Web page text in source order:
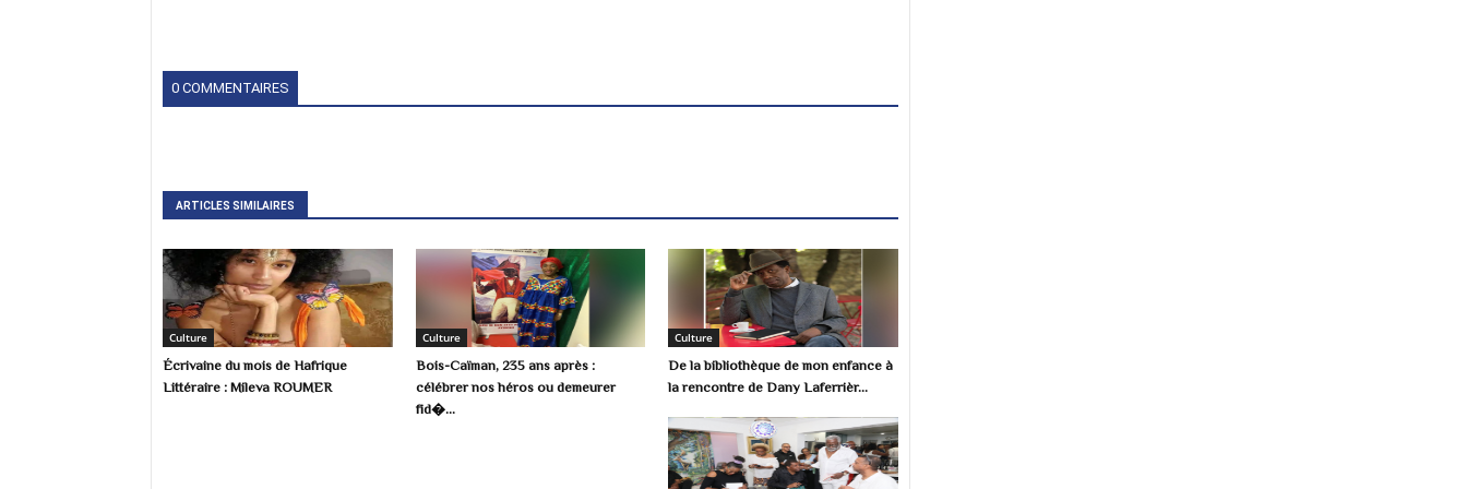
0 COMMENTAIRES
ARTICLES SIMILAIRES
Culture
Écrivaine du mois de Hafrique
Littéraire : Mileva ROUMER
Culture
Bois-Caïman, 235 ans après :
célébrer nos héros ou demeurer
fid�...
Culture
De la bibliothèque de mon enfance à
la rencontre de Dany Laferrièr...